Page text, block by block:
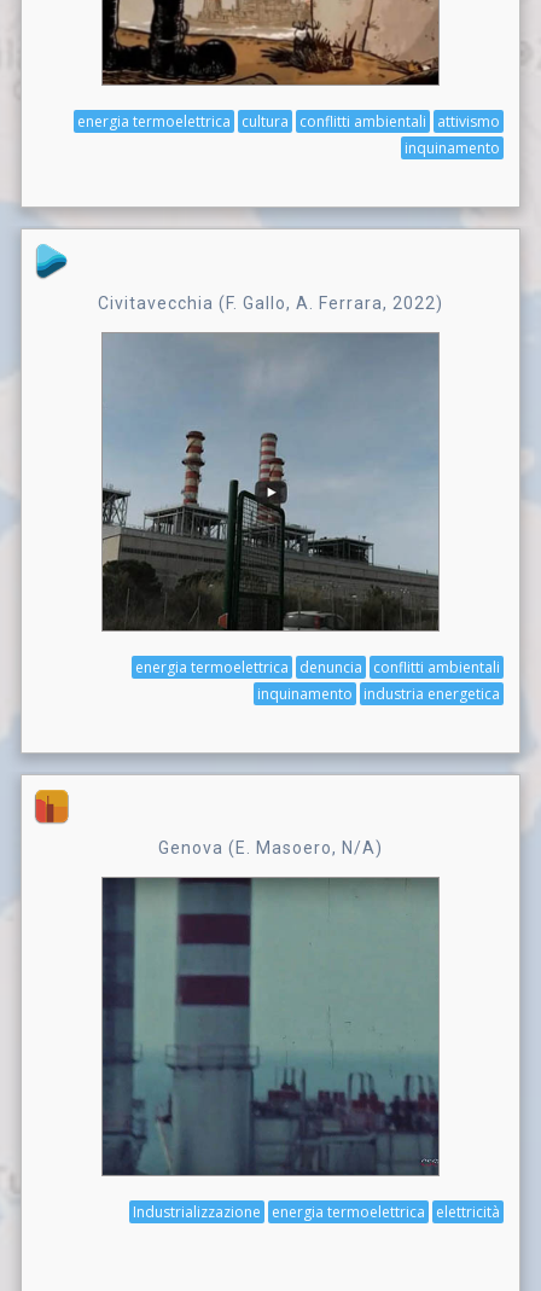
attivismo
conflitti ambientali
cultura
energia termoelettrica
inquinamento
Civitavecchia (F. Gallo, A. Ferrara, 2022)
conflitti ambientali
denuncia
energia termoelettrica
industria energetica
inquinamento
Genova (E. Masoero, N/A)
elettricità
energia termoelettrica
Industrializzazione